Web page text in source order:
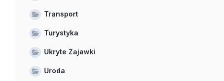
Transport
Turystyka
Ukryte Zajawki
Uroda